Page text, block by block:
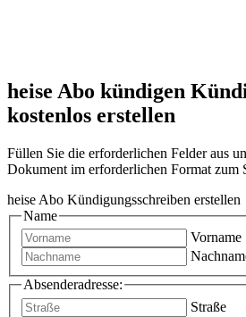
heise Abo kündigen
kostenlos erstellen
Füllen Sie die erforderlichen Felder aus
Dokument im erforderlichen Format zum
heise Abo Kündigungsschreiben erstellen
Name
Vorname
Absenderadresse:
Straße